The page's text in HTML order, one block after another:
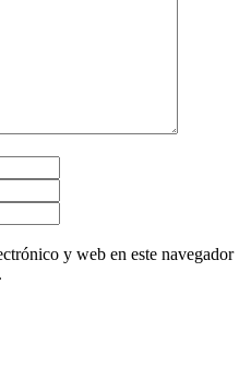
electrónico
y web en este navegador